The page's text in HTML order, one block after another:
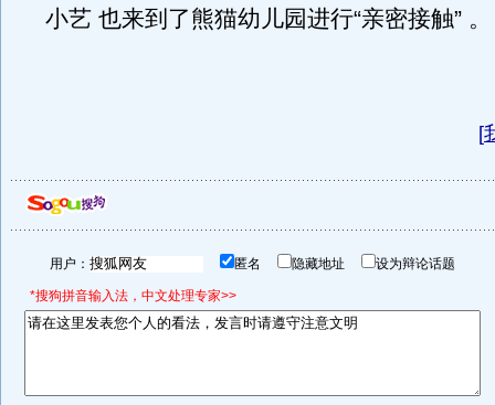
小艺 也来到了熊猫幼儿园进行“亲密接触” 。
[
用户： 匿名 隐藏地址 设为辩论话题
*搜狗拼音输入法，中文处理专家>>